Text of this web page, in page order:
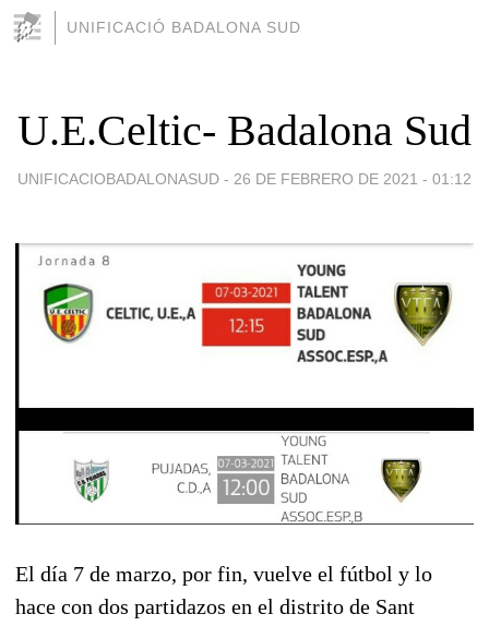
UNIFICACIÓ BADALONA SUD
U.E.Celtic- Badalona Sud
UNIFICACIOBADALONASUD - 26 DE FEBRERO DE 2021 - 01:12
El día 7 de marzo, por fin, vuelve el fútbol y lo
hace con dos partidazos en el distrito de Sant